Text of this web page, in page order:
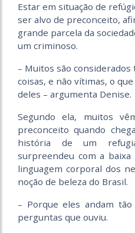
Estar em situação de
ser alvo de preconceito,
grande parcela da
um criminoso.
– Muitos são
coisas, e não vítimas, o
deles – argumenta Denise.
Segundo ela, muitos
preconceito quando
história de um
surpreendeu com a
linguagem corporal dos
noção de beleza do Brasil.
– Porque eles andam
perguntas que ouviu.